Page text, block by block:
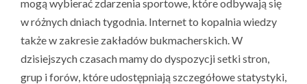
mogą wybierać zdarzenia sportowe, które odbywają się
w różnych dniach tygodnia. Internet to kopalnia wiedzy
także w zakresie zakładów bukmacherskich. W
dzisiejszych czasach mamy do dyspozycji setki stron,
grup i forów, które udostępniają szczegółowe statystyki,